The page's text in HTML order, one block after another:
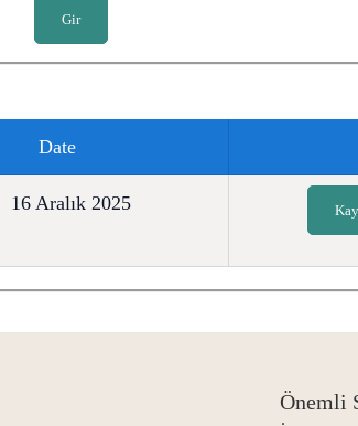
Gir
Date
16 Aralık 2025
Önemli